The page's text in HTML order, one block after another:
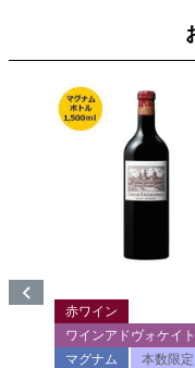
赤ワイン
ワインアドヴォケイ
マグナム
本数限定